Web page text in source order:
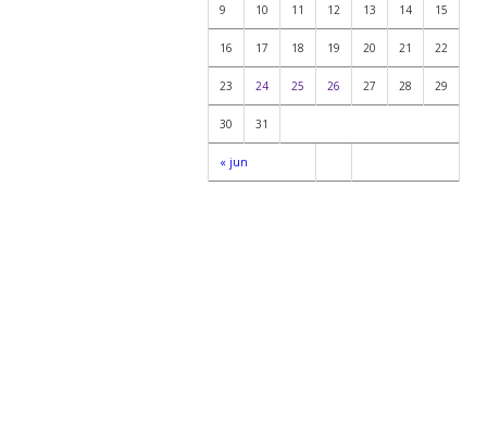
« jun
9 10 11 12 13 14 15
16 17 18 19 20 21 22
23 24 25 26 27 28 29
30 31